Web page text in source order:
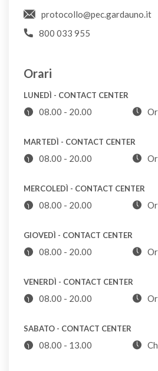
Basamento per
Bastoncini del
Batterie auto
CDR
Bicchieri di plastica usa e
Bicchieri di
Biciclette
riscontrato: vi sono situazioni che
celere risposta in quanto devono
Si raccomanda, all'apertura del
possa ricevere anche da caselle
non certificate. Nel caso sia
al nostro recapito PEC sotto
protocollo@pec.gardauno.it
800 033 955
Orari
LUNEDÌ - CONTACT CENTER
08.00 - 20.00
MARTEDÌ - CONTACT CENTER
08.00 - 20.00
MERCOLEDÌ - CONTACT CENTER
08.00 - 20.00
GIOVEDÌ - CONTACT CENTER
08.00 - 20.00
VENERDÌ - CONTACT CENTER
08.00 - 20.00
SABATO - CONTACT CENTER
08.00 - 13.00